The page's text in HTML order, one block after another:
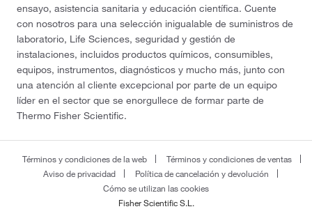
ensayo, asistencia sanitaria y educación científica. Cuente
con nosotros para una selección inigualable de suministros de
laboratorio, Life Sciences, seguridad y gestión de
instalaciones, incluidos productos químicos, consumibles,
equipos, instrumentos, diagnósticos y mucho más, junto con
una atención al cliente excepcional por parte de un equipo
líder en el sector que se enorgullece de formar parte de
Thermo Fisher Scientific.
Términos y condiciones de la web
Términos y condiciones de ventas
Aviso de privacidad
Política de cancelación y devolución
Cómo se utilizan las cookies
Fisher Scientific S.L.